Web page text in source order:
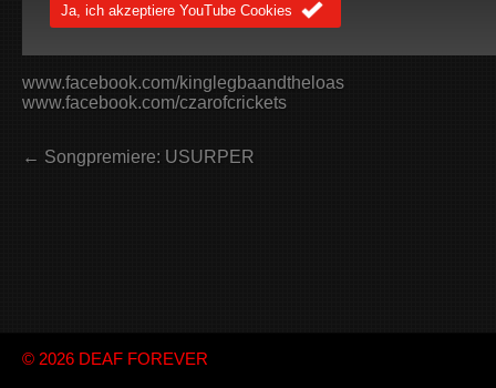
Ja, ich akzeptiere YouTube Cookies
www.facebook.com/kinglegbaandtheloas
www.facebook.com/czarofcrickets
← Songpremiere: USURPER
© 2026 DEAF FOREVER